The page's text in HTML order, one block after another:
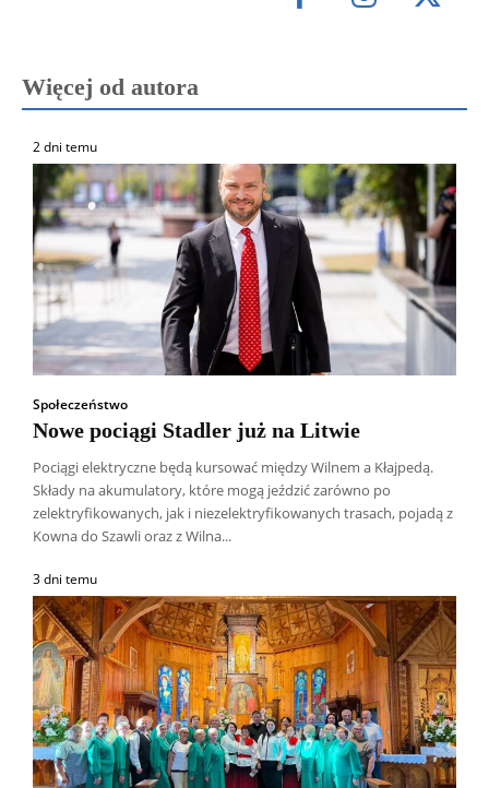
Więcej od autora
2 dni temu
Społeczeństwo
Nowe pociągi Stadler już na Litwie
Pociągi elektryczne będą kursować między Wilnem a Kłajpedą.
Składy na akumulatory, które mogą jeździć zarówno po
zelektryfikowanych, jak i niezelektryfikowanych trasach, pojadą z
Kowna do Szawli oraz z Wilna...
3 dni temu